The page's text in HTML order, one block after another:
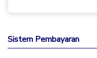
Sistem Pembayaran